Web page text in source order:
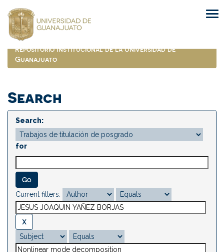
navigation
Repositorio Institucional de la Universidad de
Guanajuato
Search
Search:
for
Current filters: